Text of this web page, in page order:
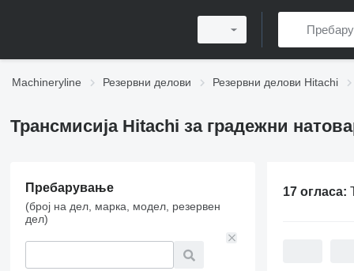
Machineryline Резервни делови Резервни делови Hitachi
Трансмисија Hitachi за градежни
Пребарување
(број на дел, марка, модел, резервен
дел)
17 огласа: